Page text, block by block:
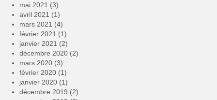
mai 2021 (3)
avril 2021 (1)
mars 2021 (4)
février 2021 (1)
janvier 2021 (2)
décembre 2020 (2)
mars 2020 (3)
février 2020 (1)
janvier 2020 (1)
décembre 2019 (2)